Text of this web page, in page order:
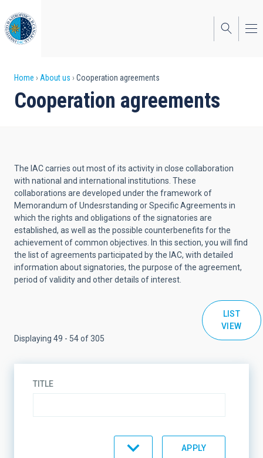
to
main
content
Breadcrumb
Home About us Cooperation agreements
Cooperation agreements
The IAC carries out most of its activity in close collaboration
with national and international institutions. These
collaborations are developed under the framework of
Memorandum of Undesrstanding or Specific Agreements in
which the rights and obligations of the signatories are
established, as well as the possible counterbenefits for the
achievement of common objectives. In this section, you will find
the list of agreements participated by the IAC, with detailed
information about signatories, the purpose of the agreement,
period of validity and other details of interest.
LIST
VIEW
Displaying 49 - 54 of 305
TITLE